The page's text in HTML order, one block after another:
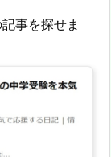
事を探せま